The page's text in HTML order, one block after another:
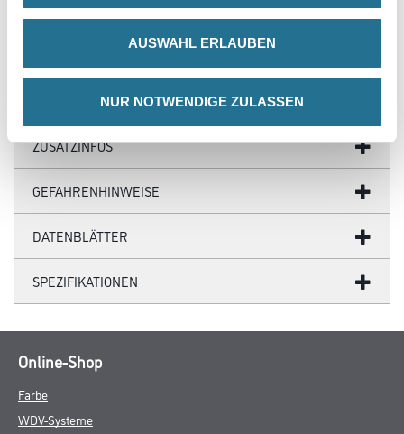
AUSWAHL ERLAUBEN
NUR NOTWENDIGE ZULASSEN
Untergrundbeschaffenheit
vorherige Probebeschichtungen zu ermitteln.
ZUSATZINFOS
GEFAHRENHINWEISE
DATENBLÄTTER
SPEZIFIKATIONEN
Online-Shop
Farbe
WDV-Systeme